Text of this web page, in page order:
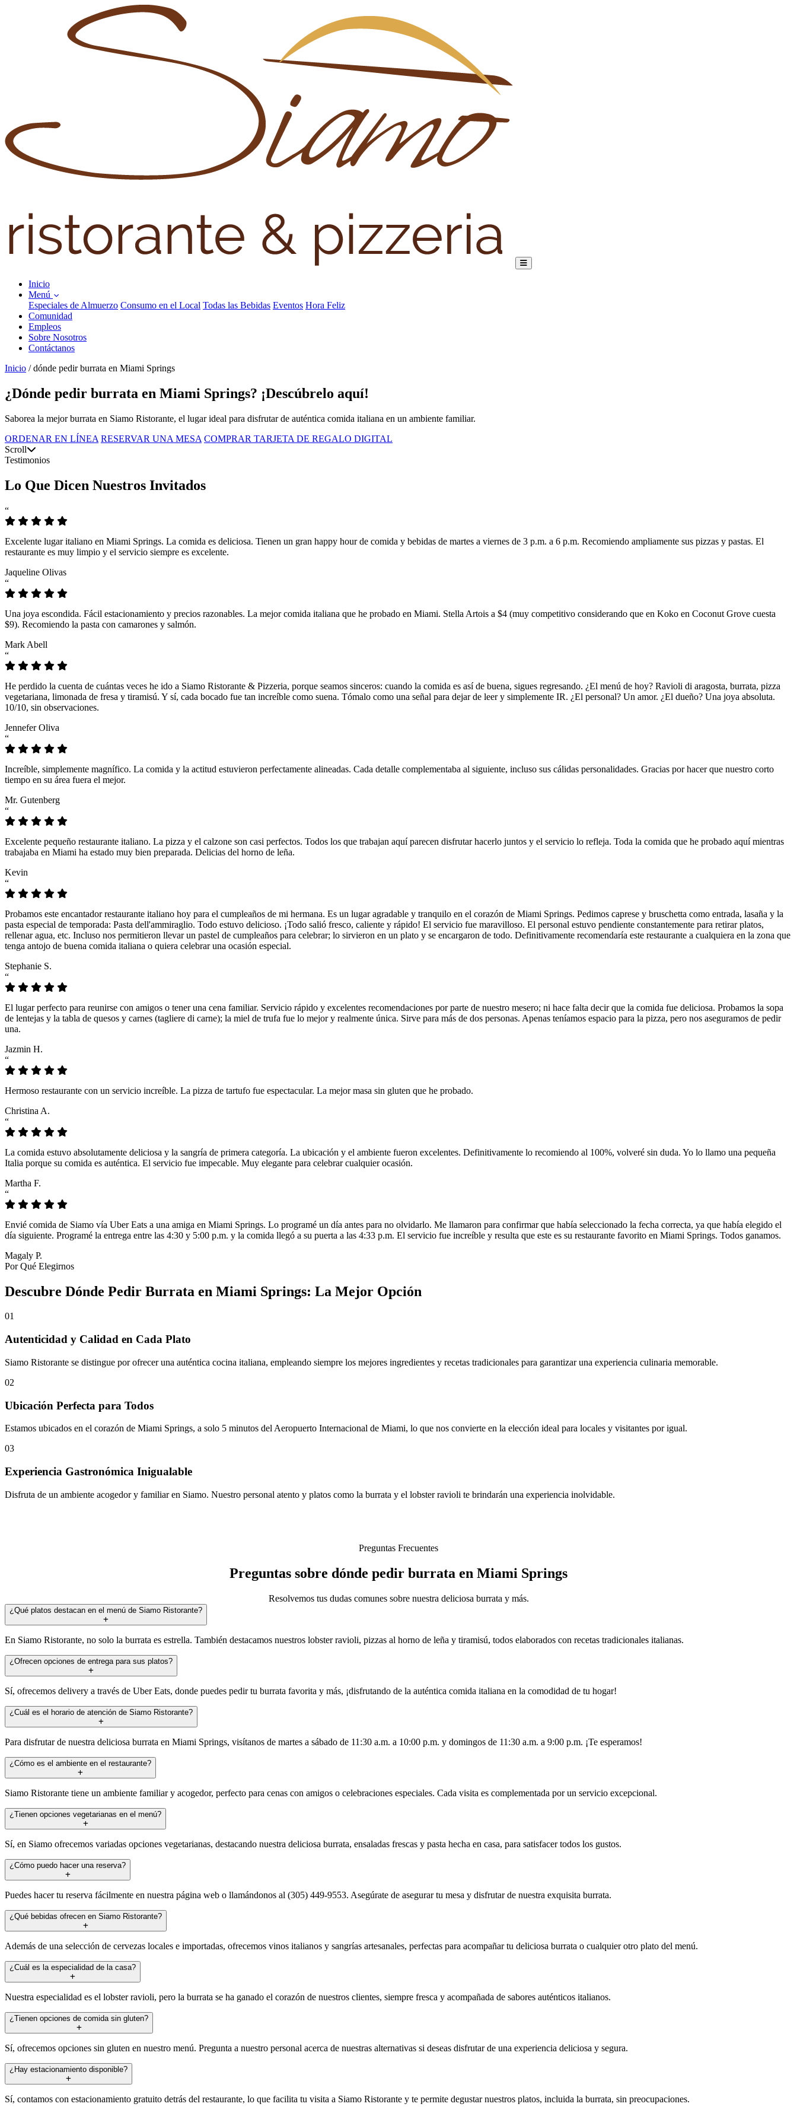
Inicio
Menú
Especiales de Almuerzo Consumo en el Local Todas las Bebidas Eventos Hora Feliz
Comunidad
Empleos
Sobre Nosotros
Contáctanos
Inicio / dónde pedir burrata en Miami Springs
¿Dónde pedir burrata en Miami Springs? ¡Descúbrelo aquí!
Saborea la mejor burrata en Siamo Ristorante, el lugar ideal para disfrutar de auténtica comida italiana en un ambiente familiar.
ORDENAR EN LÍNEA RESERVAR UNA MESA COMPRAR TARJETA DE REGALO DIGITAL
Scroll
Testimonios
Lo Que Dicen Nuestros Invitados
“
Excelente lugar italiano en Miami Springs. La comida es deliciosa. Tienen un gran happy hour de comida y bebidas de martes a viernes de 3 p.m. a 6 p.m. Recomiendo ampliamente sus pizzas y pastas. El
restaurante es muy limpio y el servicio siempre es excelente.
Jaqueline Olivas
“
Una joya escondida. Fácil estacionamiento y precios razonables. La mejor comida italiana que he probado en Miami. Stella Artois a $4 (muy competitivo considerando que en Koko en Coconut Grove cuesta
$9). Recomiendo la pasta con camarones y salmón.
Mark Abell
“
He perdido la cuenta de cuántas veces he ido a Siamo Ristorante & Pizzeria, porque seamos sinceros: cuando la comida es así de buena, sigues regresando. ¿El menú de hoy? Ravioli di aragosta, burrata, pizza
vegetariana, limonada de fresa y tiramisú. Y sí, cada bocado fue tan increíble como suena. Tómalo como una señal para dejar de leer y simplemente IR. ¿El personal? Un amor. ¿El dueño? Una joya absoluta.
10/10, sin observaciones.
Jennefer Oliva
“
Increíble, simplemente magnífico. La comida y la actitud estuvieron perfectamente alineadas. Cada detalle complementaba al siguiente, incluso sus cálidas personalidades. Gracias por hacer que nuestro corto
tiempo en su área fuera el mejor.
Mr. Gutenberg
“
Excelente pequeño restaurante italiano. La pizza y el calzone son casi perfectos. Todos los que trabajan aquí parecen disfrutar hacerlo juntos y el servicio lo refleja. Toda la comida que he probado aquí mientras
trabajaba en Miami ha estado muy bien preparada. Delicias del horno de leña.
Kevin
“
Probamos este encantador restaurante italiano hoy para el cumpleaños de mi hermana. Es un lugar agradable y tranquilo en el corazón de Miami Springs. Pedimos caprese y bruschetta como entrada, lasaña y la
pasta especial de temporada: Pasta dell'ammiraglio. Todo estuvo delicioso. ¡Todo salió fresco, caliente y rápido! El servicio fue maravilloso. El personal estuvo pendiente constantemente para retirar platos,
rellenar agua, etc. Incluso nos permitieron llevar un pastel de cumpleaños para celebrar; lo sirvieron en un plato y se encargaron de todo. Definitivamente recomendaría este restaurante a cualquiera en la zona que
tenga antojo de buena comida italiana o quiera celebrar una ocasión especial.
Stephanie S.
“
El lugar perfecto para reunirse con amigos o tener una cena familiar. Servicio rápido y excelentes recomendaciones por parte de nuestro mesero; ni hace falta decir que la comida fue deliciosa. Probamos la sopa
de lentejas y la tabla de quesos y carnes (tagliere di carne); la miel de trufa fue lo mejor y realmente única. Sirve para más de dos personas. Apenas teníamos espacio para la pizza, pero nos aseguramos de pedir
una.
Jazmin H.
“
Hermoso restaurante con un servicio increíble. La pizza de tartufo fue espectacular. La mejor masa sin gluten que he probado.
Christina A.
“
La comida estuvo absolutamente deliciosa y la sangría de primera categoría. La ubicación y el ambiente fueron excelentes. Definitivamente lo recomiendo al 100%, volveré sin duda. Yo lo llamo una pequeña
Italia porque su comida es auténtica. El servicio fue impecable. Muy elegante para celebrar cualquier ocasión.
Martha F.
“
Envié comida de Siamo vía Uber Eats a una amiga en Miami Springs. Lo programé un día antes para no olvidarlo. Me llamaron para confirmar que había seleccionado la fecha correcta, ya que había elegido el
día siguiente. Programé la entrega entre las 4:30 y 5:00 p.m. y la comida llegó a su puerta a las 4:33 p.m. El servicio fue increíble y resulta que este es su restaurante favorito en Miami Springs. Todos ganamos.
Magaly P.
Por Qué Elegirnos
Descubre Dónde Pedir Burrata en Miami Springs: La Mejor Opción
01
Autenticidad y Calidad en Cada Plato
Siamo Ristorante se distingue por ofrecer una auténtica cocina italiana, empleando siempre los mejores ingredientes y recetas tradicionales para garantizar una experiencia culinaria memorable.
02
Ubicación Perfecta para Todos
Estamos ubicados en el corazón de Miami Springs, a solo 5 minutos del Aeropuerto Internacional de Miami, lo que nos convierte en la elección ideal para locales y visitantes por igual.
03
Experiencia Gastronómica Inigualable
Disfruta de un ambiente acogedor y familiar en Siamo. Nuestro personal atento y platos como la burrata y el lobster ravioli te brindarán una experiencia inolvidable.
Preguntas Frecuentes
Preguntas sobre dónde pedir burrata en Miami Springs
Resolvemos tus dudas comunes sobre nuestra deliciosa burrata y más.
¿Qué platos destacan en el menú de Siamo Ristorante?
En Siamo Ristorante, no solo la burrata es estrella. También destacamos nuestros lobster ravioli, pizzas al horno de leña y tiramisú, todos elaborados con recetas tradicionales italianas.
¿Ofrecen opciones de entrega para sus platos?
Sí, ofrecemos delivery a través de Uber Eats, donde puedes pedir tu burrata favorita y más, ¡disfrutando de la auténtica comida italiana en la comodidad de tu hogar!
¿Cuál es el horario de atención de Siamo Ristorante?
Para disfrutar de nuestra deliciosa burrata en Miami Springs, visítanos de martes a sábado de 11:30 a.m. a 10:00 p.m. y domingos de 11:30 a.m. a 9:00 p.m. ¡Te esperamos!
¿Cómo es el ambiente en el restaurante?
Siamo Ristorante tiene un ambiente familiar y acogedor, perfecto para cenas con amigos o celebraciones especiales. Cada visita es complementada por un servicio excepcional.
¿Tienen opciones vegetarianas en el menú?
Sí, en Siamo ofrecemos variadas opciones vegetarianas, destacando nuestra deliciosa burrata, ensaladas frescas y pasta hecha en casa, para satisfacer todos los gustos.
¿Cómo puedo hacer una reserva?
Puedes hacer tu reserva fácilmente en nuestra página web o llamándonos al (305) 449-9553. Asegúrate de asegurar tu mesa y disfrutar de nuestra exquisita burrata.
¿Qué bebidas ofrecen en Siamo Ristorante?
Además de una selección de cervezas locales e importadas, ofrecemos vinos italianos y sangrías artesanales, perfectas para acompañar tu deliciosa burrata o cualquier otro plato del menú.
¿Cuál es la especialidad de la casa?
Nuestra especialidad es el lobster ravioli, pero la burrata se ha ganado el corazón de nuestros clientes, siempre fresca y acompañada de sabores auténticos italianos.
¿Tienen opciones de comida sin gluten?
Sí, ofrecemos opciones sin gluten en nuestro menú. Pregunta a nuestro personal acerca de nuestras alternativas si deseas disfrutar de una experiencia deliciosa y segura.
¿Hay estacionamiento disponible?
Sí, contamos con estacionamiento gratuito detrás del restaurante, lo que facilita tu visita a Siamo Ristorante y te permite degustar nuestros platos, incluida la burrata, sin preocupaciones.